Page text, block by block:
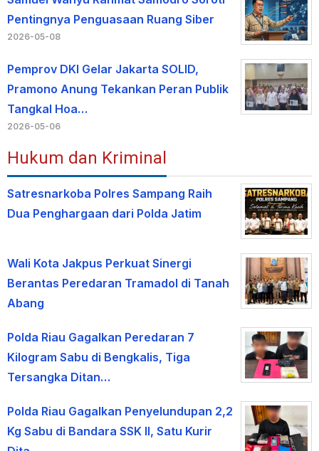
Pentingnya Penguasaan Ruang Siber
2026-05-08
Pemprov DKI Gelar Jakarta SOLID,
Pramono Anung Tekankan Peran Publik
Tangkal Hoa…
2026-05-06
Hukum dan Kriminal
Satresnarkoba Polres Sampang Raih
Dua Penghargaan dari Polda Jatim
Wali Kota Jakpus Perkuat Sinergi
Berantas Peredaran Tramadol di Tanah
Abang
Polda Riau Gagalkan Peredaran 7
Kilogram Sabu di Bengkalis, Tiga
Tersangka Ditan…
Polda Riau Gagalkan Penyelundupan 2,2
Kg Sabu di Bandara SSK II, Satu Kurir